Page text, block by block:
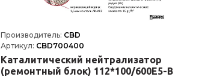
Производитель: CBD
Артикул: CBD700400
Каталитический нейтрализатор
(ремонтный блок) 112*100/600Е5-B